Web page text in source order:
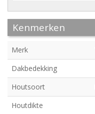
Kenmerken
Merk
Dakbedekking
Houtsoort
Houtdikte